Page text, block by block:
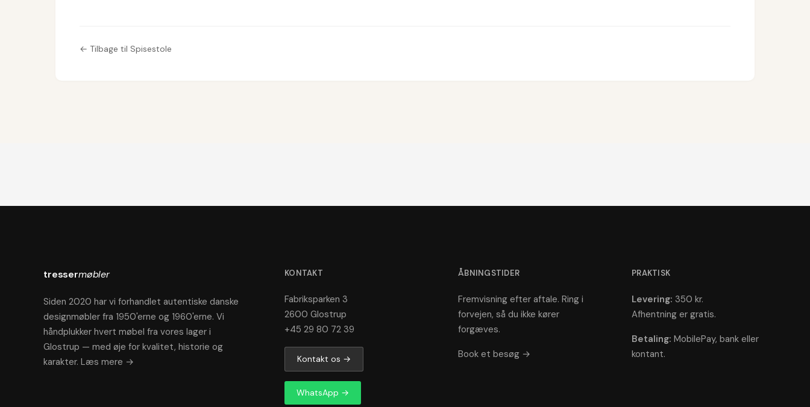
← Tilbage til Spisestole
tressermøbler
Siden 2020 har vi forhandlet autentiske danske
designmøbler fra 1950'erne og 1960'erne. Vi
håndplukker hvert møbel fra vores lager i
Glostrup — med øje for kvalitet, historie og
karakter. Læs mere →
KONTAKT
Fabriksparken 3
2600 Glostrup
+45 29 80 72 39
Kontakt os →
WhatsApp →
ÅBNINGSTIDER
Fremvisning efter aftale. Ring i
forvejen, så du ikke kører
forgæves.
Book et besøg →
PRAKTISK
Levering: 350 kr.
Afhentning er gratis.
Betaling: MobilePay, bank eller
kontant.